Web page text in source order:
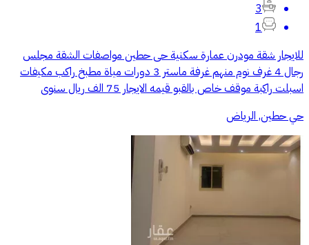
3
1
للايجار شقة مودرن عمارة سكنية حى حطين مواصفات الشقة مجلس
رجال 4 غرف نوم منهم غرفة ماستر 3 دورات مياة مطبخ راكب مكيفات
اسبلت راكبة موقف خاص بالقبو قيمه الايجار 75 الف ريال سنوى
حي حطين, الرياض